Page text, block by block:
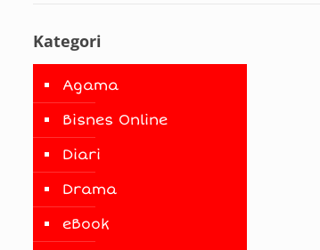
Kategori
Agama
Bisnes Online
Diari
Drama
eBook